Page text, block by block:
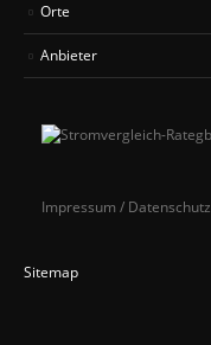
Orte
Anbieter
Impressum / Datenschutz
Sitemap